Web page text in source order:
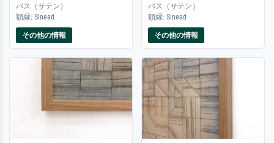
バス（サテン）
額縁: Sinead
その他の情報
バス（サテン）
額縁: Sinead
その他の情報